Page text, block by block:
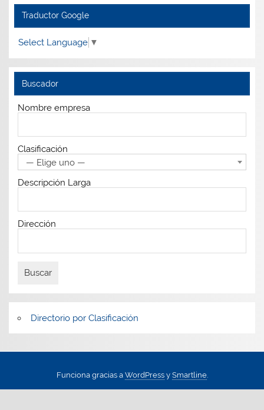
Traductor Google
Select Language ▼
Buscador
Nombre empresa
Clasificación
— Elige uno —
Descripción Larga
Dirección
Directorio por Clasificación
Funciona gracias a WordPressy Smartline.